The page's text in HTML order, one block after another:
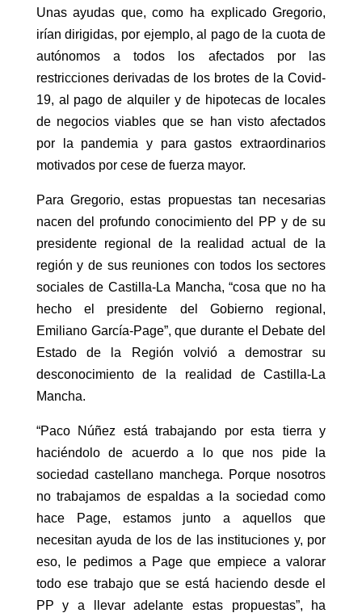
Unas ayudas que, como ha explicado Gregorio,
irían dirigidas, por ejemplo, al pago de la cuota de
autónomos a todos los afectados por las
restricciones derivadas de los brotes de la Covid-
19, al pago de alquiler y de hipotecas de locales
de negocios viables que se han visto afectados
por la pandemia y para gastos extraordinarios
motivados por cese de fuerza mayor.
Para Gregorio, estas propuestas tan necesarias
nacen del profundo conocimiento del PP y de su
presidente regional de la realidad actual de la
región y de sus reuniones con todos los sectores
sociales de Castilla-La Mancha, “cosa que no ha
hecho el presidente del Gobierno regional,
Emiliano García-Page”, que durante el Debate del
Estado de la Región volvió a demostrar su
desconocimiento de la realidad de Castilla-La
Mancha.
“Paco Núñez está trabajando por esta tierra y
haciéndolo de acuerdo a lo que nos pide la
sociedad castellano manchega. Porque nosotros
no trabajamos de espaldas a la sociedad como
hace Page, estamos junto a aquellos que
necesitan ayuda de los de las instituciones y, por
eso, le pedimos a Page que empiece a valorar
todo ese trabajo que se está haciendo desde el
PP y a llevar adelante estas propuestas”, ha